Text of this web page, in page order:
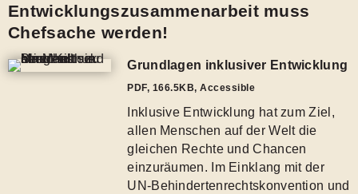
Entwicklungszusammenarbeit muss
Chefsache werden!
Grundlagen inklusiver Entwicklung
PDF, 166.5KB, Accessible
Inklusive Entwicklung hat zum Ziel,
allen Menschen auf der Welt die
gleichen Rechte und Chancen
einzuräumen. Im Einklang mit der
UN-Behindertenrechtskonvention und